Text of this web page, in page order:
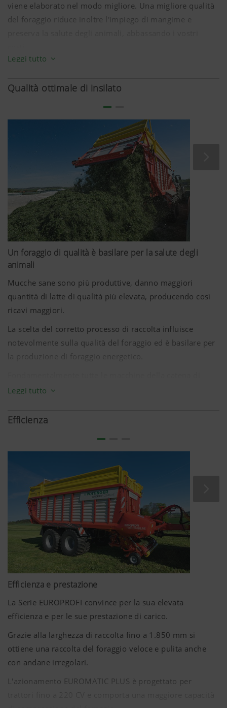
viene elaborato nel modo migliore. Una migliore qualità
del foraggio riduce inoltre l'impiego di mangime e
Leggi tutto
Qualità ottimale di insilato
Un foraggio di qualità è basilare per la salute degli
animali
Mucche sane sono più produttive, danno maggiori
quantità di latte di qualità più elevata, producendo così
ricavi maggiori.
La scelta del corretto processo di raccolta influisce
notevolmente sulla qualità del foraggio ed è basilare per
raccolta dovrebbero essere progettate per soddisfare le
adattamento al terreno nonché prestazione.
Leggi tutto
Efficienza
Efficienza e prestazione
La Serie EUROPROFI convince per la sua elevata
efficienza e per le sue prestazione di carico.
Grazie alla larghezza di raccolta fino a 1.850 mm si
ottiene una raccolta del foraggio veloce e pulita anche
con andane irregolari.
L'azionamento EUROMATIC PLUS è progettato per